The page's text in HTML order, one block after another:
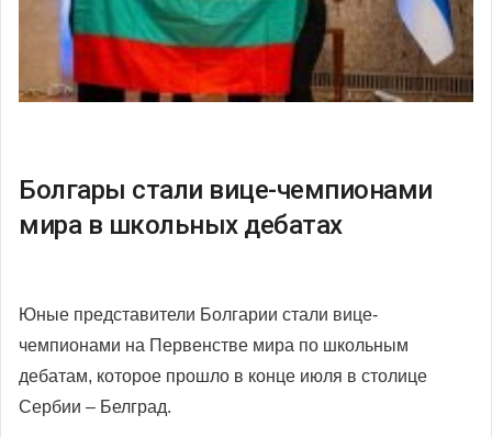
Болгары стали вице-чемпионами
мира в школьных дебатах
Юные представители Болгарии стали вице-
чемпионами на Первенстве мира по школьным
дебатам, которое прошло в конце июля в столице
Сербии – Белград.